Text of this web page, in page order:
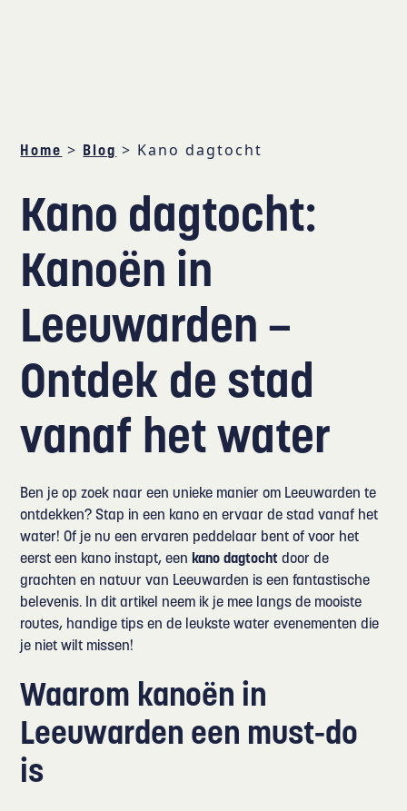
Home > Blog > Kano dagtocht
Kano dagtocht:
Kanoën in
Leeuwarden –
Ontdek de stad
vanaf het water
Ben je op zoek naar een unieke manier om Leeuwarden te
ontdekken? Stap in een kano en ervaar de stad vanaf het
water! Of je nu een ervaren peddelaar bent of voor het
eerst een kano instapt, eenkano dagtocht door de
grachten en natuur van Leeuwarden is een fantastische
belevenis. In dit artikel neem ik je mee langs de mooiste
routes, handige tips en de leukste water evenementen die
je niet wilt missen!
Waarom kanoën in
Leeuwarden een must-do
is